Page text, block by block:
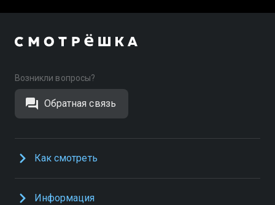
Возникли вопросы?
Обратная связь
Как смотреть
Информация